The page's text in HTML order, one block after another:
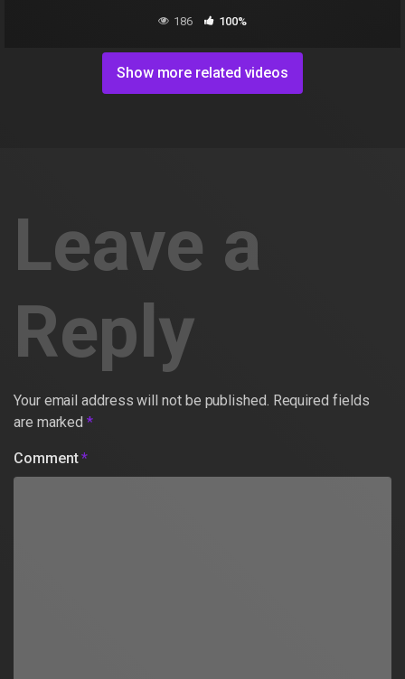
186 100%
Show more related videos
Leave a
Reply
Your email address will not be published. Required fields
are marked*
Comment*